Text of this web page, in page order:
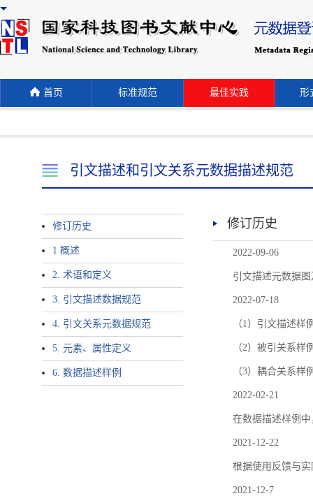
首页 标准规范 最佳实践 形
引文描述和引文关系元数据描述规范
修订历史
1 概述
2. 术语和定义
3. 引文描述数据规范
4. 引文关系元数据规范
5. 元素、属性定义
6. 数据描述样例
修订历史
2022-09-06
引文描述元数据
2022-07-18
（1）引文描述样
（2）被引关系
（3）耦合关系
2022-02-21
在数据描述样例
2021-12-22
根据使用反馈与
2021-12-7